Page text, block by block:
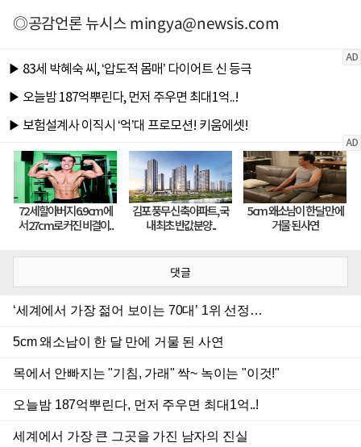
◎공감언론 뉴시스mingya@newsis.com
댓글